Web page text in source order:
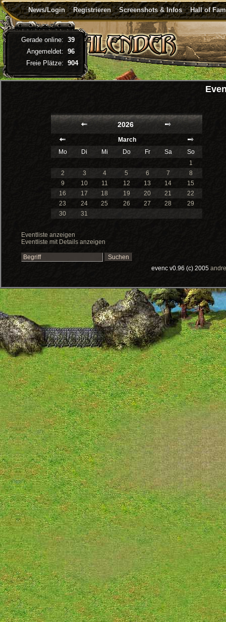
News/Login Registrieren Screenshots & Infos Hall of
2026
March
Mo
Di Mi Do Fr Sa
So
1
2
3 4 5 6 7
8
9
10 11 12 13 14
15
16
17 18 19 20 21
22
23
24 25 26 27 28
29
30
31
Eventliste anzeigen
Eventliste mit Details anzeigen
evenc v0.96 (c) 2005
Gerade online: 39
Angemeldet: 96
Freie Plätze: 904